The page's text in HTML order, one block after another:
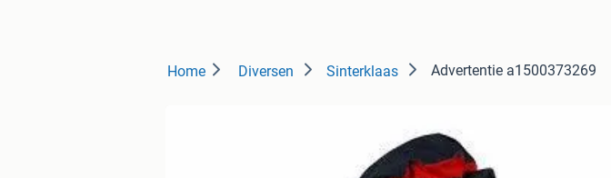
Home Diversen Sinterklaas Advertentie a1500373269